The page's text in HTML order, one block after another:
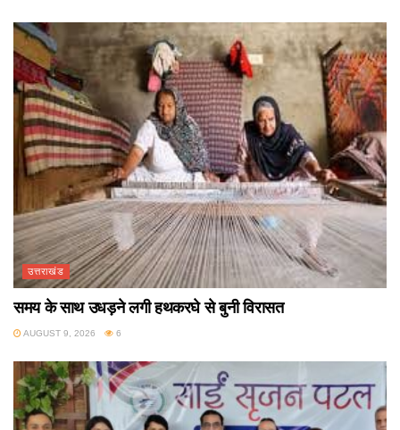
उत्तराखंड
समय के साथ उधड़ने लगी हथकरघे से बुनी विरासत
AUGUST 9, 2026 6